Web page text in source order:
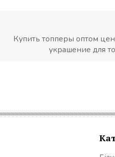
Купить топперы оптом
украшение для